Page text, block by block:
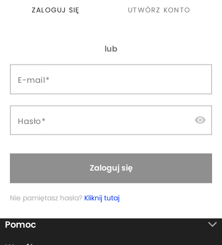
ZALOGUJ SIĘ UTWÓRZ KONTO
lub
E-mail
Hasło visibility
Zaloguj się
Nie pamiętasz hasła? Kliknij tutaj
Zapisz się do newslettera:
Pomoc